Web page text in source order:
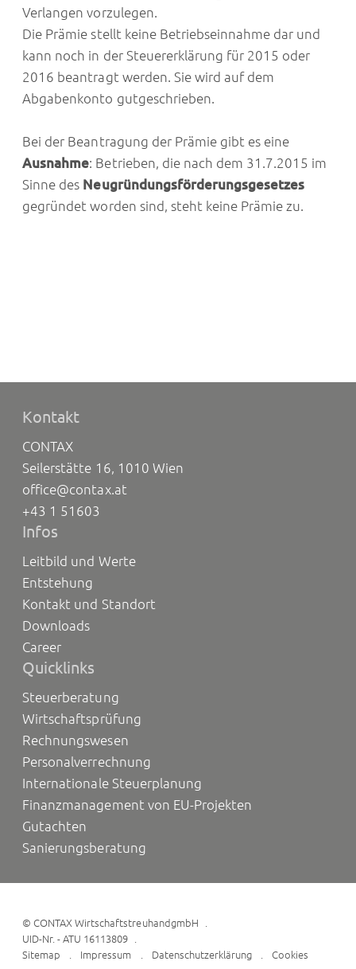
Verlangen vorzulegen.
Die Prämie stellt keine Betriebseinnahme dar und
kann noch in der Steuererklärung für 2015 oder
2016 beantragt werden. Sie wird auf dem
Abgabenkonto gutgeschrieben.
Bei der Beantragung der Prämie gibt es eine
Ausnahme: Betrieben, die nach dem 31.7.2015 im
Sinne des Neugründungsförderungsgesetzes
gegründet worden sind, steht keine Prämie zu.
Kontakt
CONTAX
Seilerstätte 16, 1010 Wien
office@contax.at
+43 1 51603
Infos
Leitbild und Werte
Entstehung
Kontakt und Standort
Downloads
Career
Quicklinks
Steuerberatung
Wirtschaftsprüfung
Rechnungswesen
Personalverrechnung
Internationale Steuerplanung
Finanzmanagement von EU-Projekten
Gutachten
Sanierungsberatung
©CONTAX WirtschaftstreuhandgmbH
UID-Nr. - ATU 16113809
Sitemap
Impressum Datenschutzerklärung Cookies